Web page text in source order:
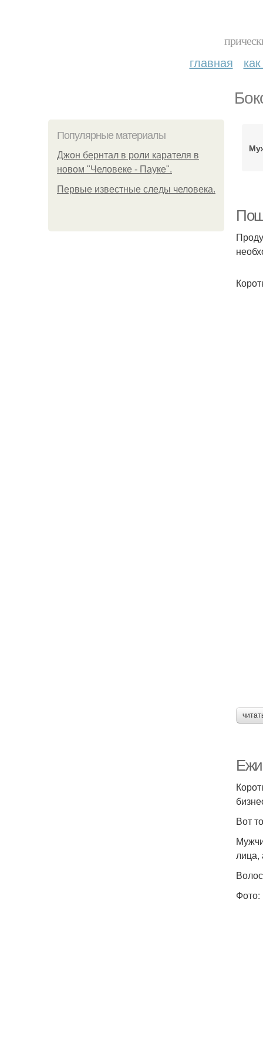
главная
Популярные материалы
Джон бернтал в роли карателя в
новом "Человеке - Пауке".
Первые известные следы человека.
Вот
лица,
Фото: